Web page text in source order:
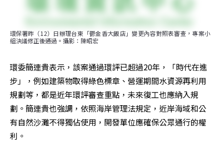
環保署昨（12）日辦理台東「鬱金香大飯店」變更內容對照表審查，專案小
組決議修正後通過。攝影：陳昭宏
環委簡連貴表示，該案通過環評已超過20年，「時代在進
步」，例如建築物取得綠色標章、營運期間水資源再利用
規劃等，都是近年環評審查重點，未來復工也應納入規
劃。簡連貴也強調，依照海岸管理法規定，近岸海域和公
有自然沙灘不得獨佔使用，開發單位應確保公眾通行的權
利。